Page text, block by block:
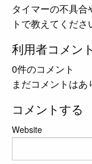
タイマーの不具
トで教えてくださ
利用者コメント
0件のコメント
まだコメントはあ
コメントする
Website